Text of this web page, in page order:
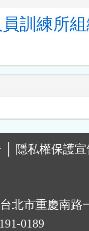
訓練所
隱私權保護
北市重慶南路
0189